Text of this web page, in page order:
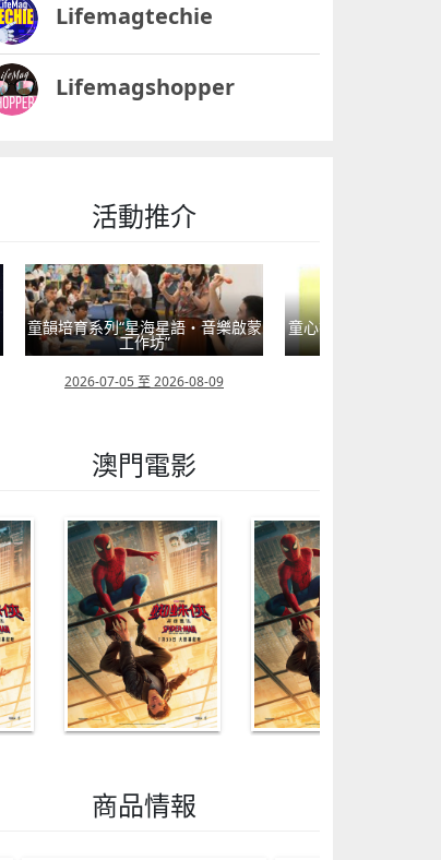
Lifemagtechie
Lifemagshopper
活動推介
童心探秘澳門的“中國第一”系列──
現代燈塔
2026-07-04 至 2026-08-01
童心探秘澳門的“中國
澳門電影
商品情報